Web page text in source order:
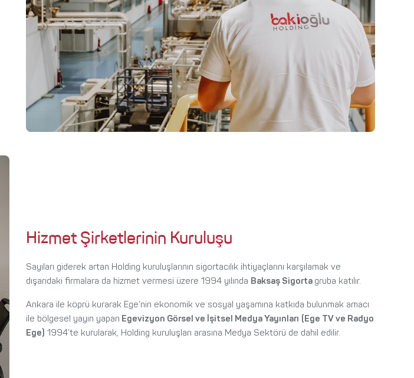
Hizmet Şirketlerinin Kuruluşu
Sayıları giderek artan Holding kuruluşlarının sigortacılık ihtiyaçlarını karşılamak ve
dışarıdaki firmalara da hizmet vermesi üzere 1994 yılında Baksaş Sigorta gruba katılır.
Ankara ile köprü kurarak Ege’nin ekonomik ve sosyal yaşamına katkıda bulunmak amacı
ile bölgesel yayın yapan Egevizyon Görsel ve İşitsel Medya Yayınları (Ege TV ve Radyo
Ege) 1994’te kurularak, Holding kuruluşları arasına Medya Sektörü de dahil edilir.